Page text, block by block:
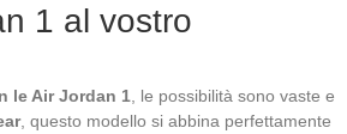
1 al vostro
le Air Jordan 1 , le possibilità sono vaste e
, questo modello si abbina perfettamente